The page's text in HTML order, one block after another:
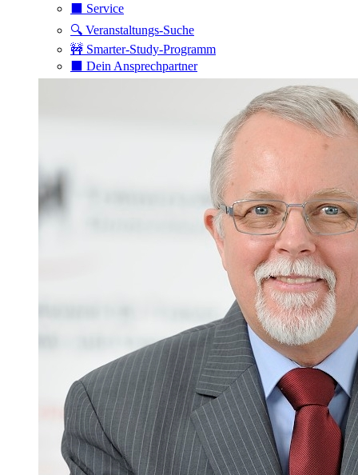
⬛️ Service
🔍 Veranstaltungs-Suche
🚧 Smarter-Study-Programm
⬛️ Dein Ansprechpartner